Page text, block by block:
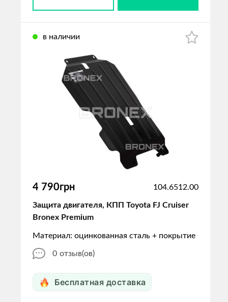
в наличии
4 790грн 104.6512.00
Защита двигателя, КПП Toyota FJ Cruiser
Bronex Premium
Материал: оцинкованная сталь + покрытие
0 отзыв(ов)
Бесплатная доставка